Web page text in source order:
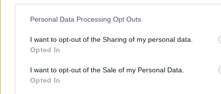
Personal Data Processing Opt Outs
I want to opt-out of the Sharing of my personal data.
Opted In
I want to opt-out of the Sale of my Personal Data.
Opted In